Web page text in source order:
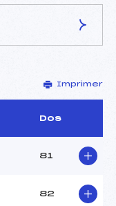
SIMON (AP)
LAURENCE (AP)
FRANCOIS (AP)
1 km
Imprimer
Dos
81
82